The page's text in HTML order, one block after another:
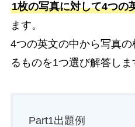
1枚の写真に対して4つの
ます。
4つの英文の中から写真
るものを1つ選び解答しま
Part1出題例